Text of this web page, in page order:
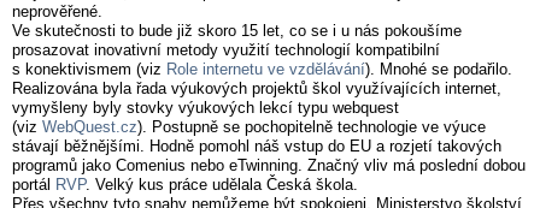
neprověřené.
Ve skutečnosti to bude již skoro 15 let, co se i u nás pokoušíme
prosazovat inovativní metody využití technologií kompatibilní
s konektivismem (viz Role internetu ve vzdělávání). Mnohé se podařilo.
Realizována byla řada výukových projektů škol využívajících internet,
vymyšleny byly stovky výukových lekcí typu webquest
(viz WebQuest.cz). Postupně se pochopitelně technologie ve výuce
stávají běžnějšími. Hodně pomohl náš vstup do EU a rozjetí takových
programů jako Comenius nebo eTwinning. Značný vliv má poslední dobou
portál RVP. Velký kus práce udělala Česká škola.
Přes všechny tyto snahy nemůžeme být spokojeni. Ministerstvo školství